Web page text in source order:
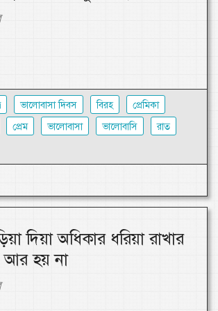
ভালোবাসা দিবস বিরহ
প্রেমিকা
প্রেম ভালোবাসা ভালোবাসি
রাত
দিয়া অধিকার ধরিয়া রাখার
আর হয় না